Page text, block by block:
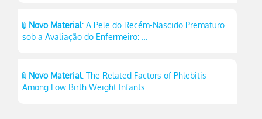
Novo Material: A Pele do Recém-Nascido Prematuro
sob a Avaliação do Enfermeiro: …
Novo Material: The Related Factors of Phlebitis
Among Low Birth Weight Infants …